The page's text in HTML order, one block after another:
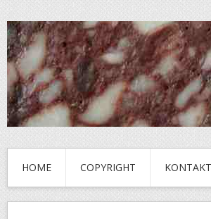
HOME COPYRIGHT KONTAKT